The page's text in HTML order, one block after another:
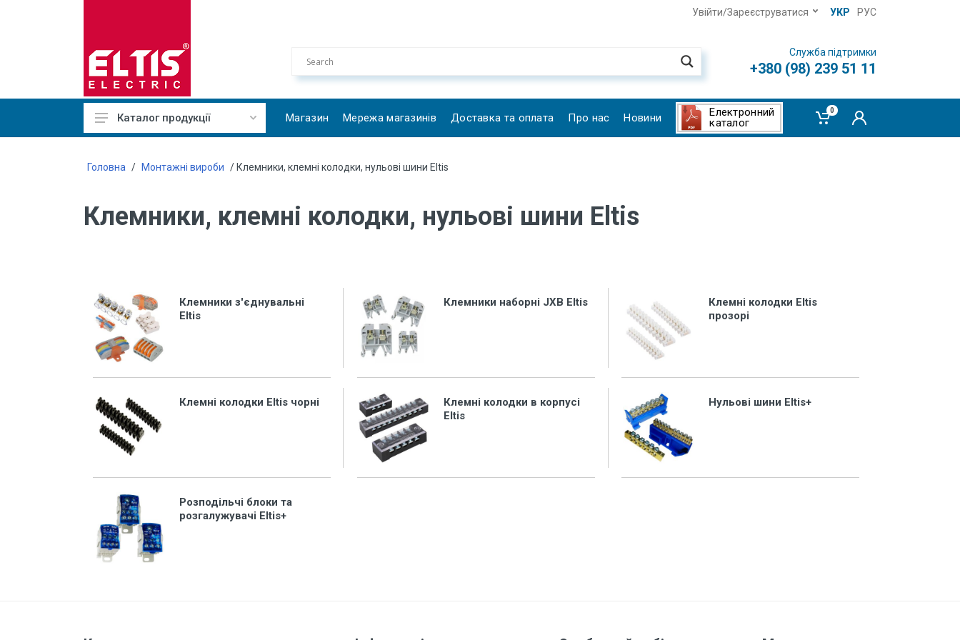
Увійти/Зареєструватися УКР РУС
Служба підтримки
+380 (98) 239 51 11
продукція
Засоби для прокладки, монтажу
і кріплення кабеля
Пристрої автоматики
Захист від перепадів напруги,
безперебійне живлення,
блискавкозахист
реле
Кнопки, перемикачі, пости...
Дзвоники, кнопки до дзвоників
Коробки монтажні і розподільчі
Щитки, бокси, панелі пластикові
Щитки, бокси металеві
Дверки ревізійні (металеві та
пластмасові)
Каталог продукції Магазин Мережа магазинів Доставка та оплата Про нас Новини
Електронний
каталог
0
Головна / Монтажні вироби / Клемники, клемні колодки, нульові шини Eltis
Клемники, клемні колодки, нульові шини Eltis
Клемники з'єднувальні
Eltis
Клемники наборні JXB Eltis
Клемні колодки Eltis
прозорі
Клемні колодки Eltis чорні
Клемні колодки в корпусі
Eltis
Нульові шини Eltis+
Розподільчі блоки та
розгалужувачі Eltis+